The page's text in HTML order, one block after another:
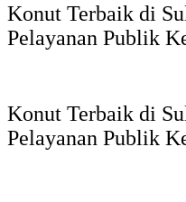
Konut Terbaik di
Pelayanan Publik
Konut Terbaik di
Pelayanan Publik